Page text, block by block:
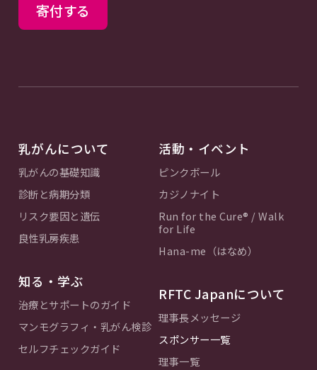
寄付する
乳がんについて
乳がんの基礎知識
診断と病期分類
リスク要因と遺伝
良性乳房疾患
知る・学ぶ
治療とサポートのガイド
マンモグラフィ・乳がん検診
セルフチェックガイド
活動・イベント
ピンクボール
カジノナイト
Run for the Cure® / Walk
for Life
Hana-me（はなめ）
RFTC Japanについて
理事長メッセージ
スポンサー一覧
理事一覧